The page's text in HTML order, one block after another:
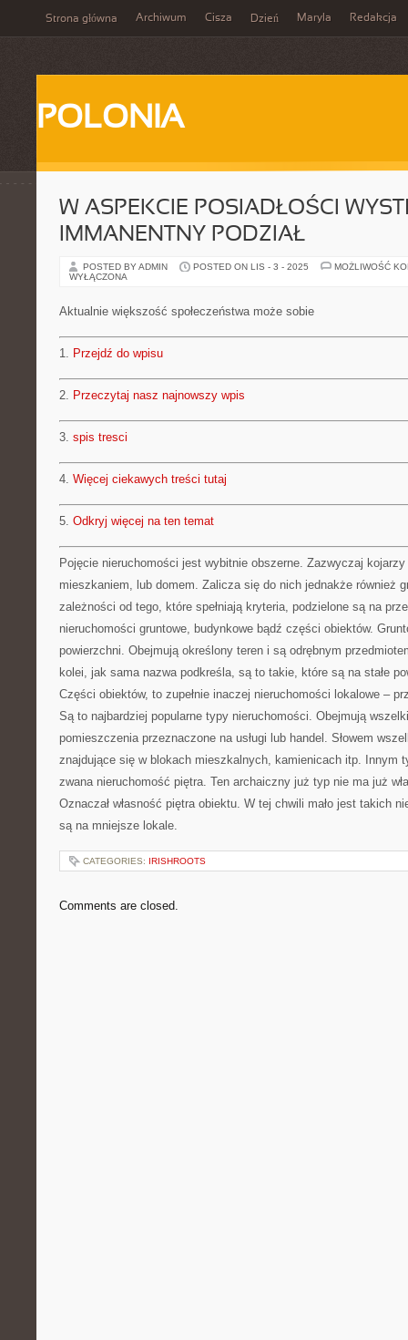
Strona główna Archiwum Cisza Dzień Maryla Redakcja
POLONIA
W ASPEKCIE POSIADŁOŚCI
IMMANENTNY PODZIAŁ
POSTED BY ADMIN POSTED ON LIS - 3 - 2025
MOŻLIWOŚĆ
WYŁĄCZONA
Aktualnie większość społeczeństwa może sobie
1. Przejdź do wpisu
2. Przeczytaj nasz najnowszy wpis
3. spis tresci
4. Więcej ciekawych treści tutaj
5. Odkryj więcej na ten temat
Pojęcie nieruchomości jest wybitnie obszerne. Zazwyczaj
mieszkaniem, lub domem. Zalicza się do nich jednakże również
zależności od tego, które spełniają kryteria, podzielone są na
nieruchomości gruntowe, budynkowe bądź części obiektów.
powierzchni. Obejmują określony teren i są odrębnym
kolei, jak sama nazwa podkreśla, są to takie, które są na stałe
Części obiektów, to zupełnie inaczej nieruchomości lokalowe –
Są to najbardziej popularne typy nieruchomości. Obejmują
pomieszczenia przeznaczone na usługi lub handel. Słowem
znajdujące się w blokach mieszkalnych, kamienicach itp. Innym
zwana nieruchomość piętra. Ten archaiczny już typ nie ma już
Oznaczał własność piętra obiektu. W tej chwili mało jest takich
są na mniejsze lokale.
CATEGORIES: IRISHROOTS
Comments are closed.